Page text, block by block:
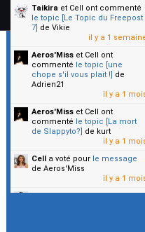
Taikira et Cell ont commenté
le topic [Le Topic du Freepost
7] de Vikie
il y a 1
Aeros'Miss et Cell ont
commenté le topic [une
chope s'il vous plait !] de
Adrien21
il y a 1
Aeros'Miss et Cell ont
commenté le topic [La mort
de Slappyto?] de kurt
il y a 1
Cell a voté pour le message
de Aeros'Miss
il y a 1
Cella voté pourle message